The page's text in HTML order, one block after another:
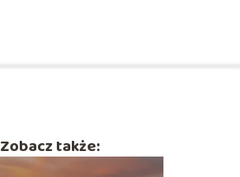
Zobacz także: